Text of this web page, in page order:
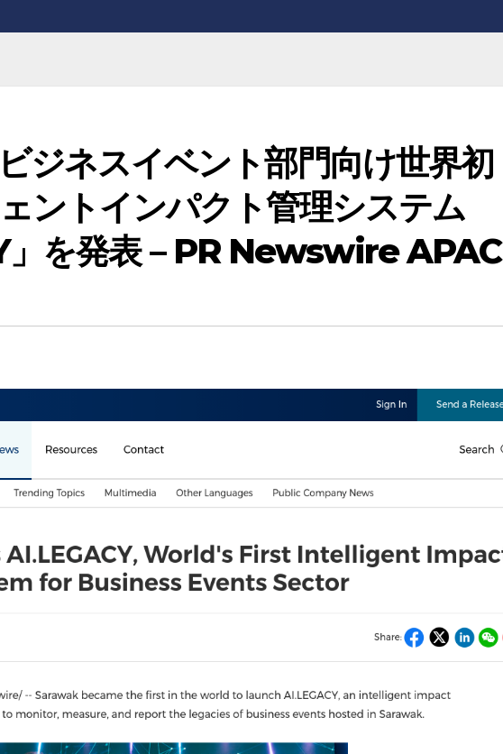
ジネスイベント部門向け世界初
ントインパクト管理システム
」を発表 – PR Newswire APAC